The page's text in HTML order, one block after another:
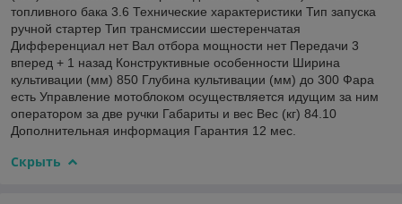
топливного бака 3.6 Технические характеристики Тип запуска
ручной стартер Тип трансмиссии шестеренчатая
Дифференциал нет Вал отбора мощности нет Передачи 3
вперед + 1 назад Конструктивные особенности Ширина
культивации (мм) 850 Глубина культивации (мм) до 300 Фара
есть Управление мотоблоком осуществляется идущим за ним
оператором за две ручки Габариты и вес Вес (кг) 84.10
Дополнительная информация Гарантия 12 мес.
Скрыть